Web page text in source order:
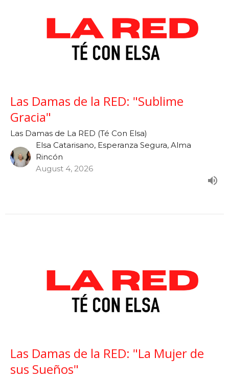
Las Damas de la RED: "Sublime
Gracia"
Las Damas de La RED (Té Con Elsa)
Elsa Catarisano, Esperanza Segura, Alma
Rincón
August 4, 2026
Las Damas de la RED: "La Mujer de
sus Sueños"